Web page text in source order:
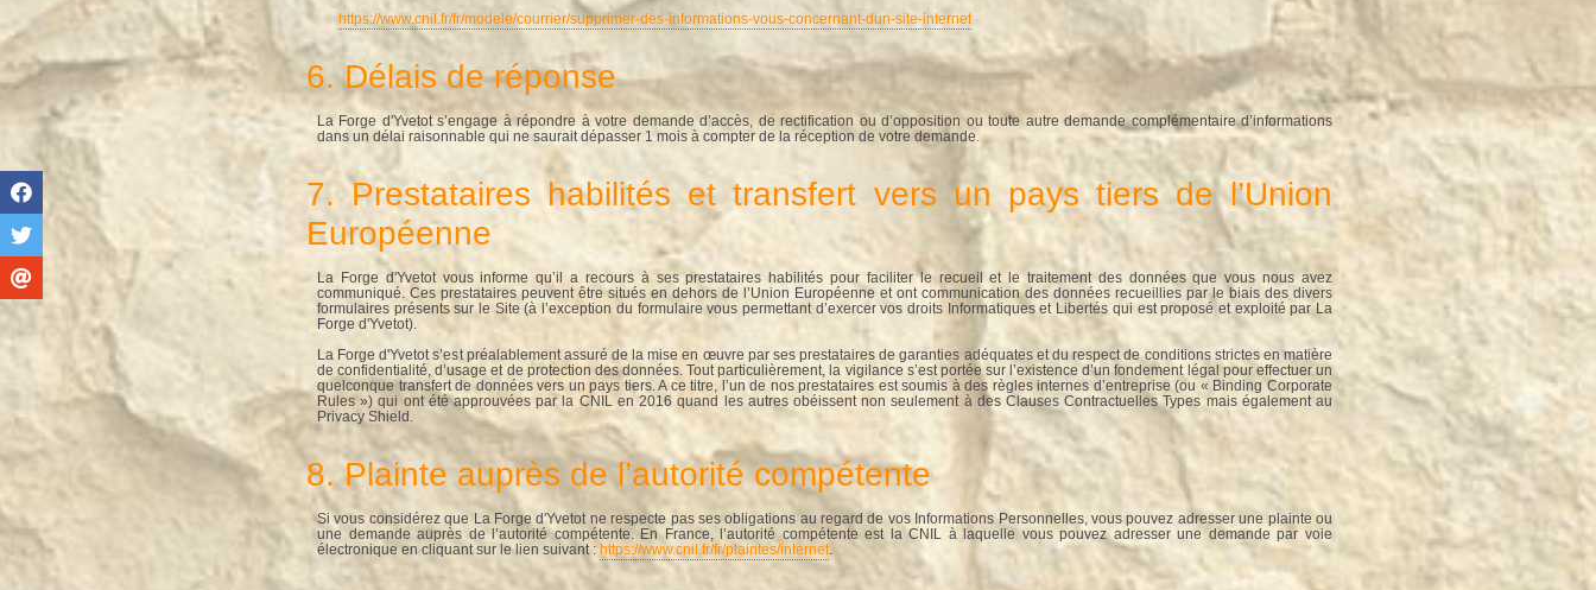
https://www.cnil.fr/fr/modele/courrier/supprimer-des-informations-vous-concernant-dun-site-internet
6. Délais de réponse
La Forge d'Yvetot s’engage à répondre à votre demande d’accès, de rectification ou d’opposition ou toute autre demande complémentaire d’informations
dans un délai raisonnable qui ne saurait dépasser 1 mois à compter de la réception de votre demande.
7. Prestataires habilités et transfert vers un pays tiers de l’Union
Européenne
La Forge d'Yvetot vous informe qu’il a recours à ses prestataires habilités pour faciliter le recueil et le traitement des données que vous nous avez
communiqué. Ces prestataires peuvent être situés en dehors de l’Union Européenne et ont communication des données recueillies par le biais des divers
formulaires présents sur le Site (à l’exception du formulaire vous permettant d’exercer vos droits Informatiques et Libertés qui est proposé et exploité par La
Forge d'Yvetot).
La Forge d'Yvetot s’est préalablement assuré de la mise en œuvre par ses prestataires de garanties adéquates et du respect de conditions strictes en matière
de confidentialité, d’usage et de protection des données. Tout particulièrement, la vigilance s’est portée sur l’existence d’un fondement légal pour effectuer un
quelconque transfert de données vers un pays tiers. A ce titre, l’un de nos prestataires est soumis à des règles internes d’entreprise (ou « Binding Corporate
Rules ») qui ont été approuvées par la CNIL en 2016 quand les autres obéissent non seulement à des Clauses Contractuelles Types mais également au
Privacy Shield.
8. Plainte auprès de l’autorité compétente
Si vous considérez que La Forge d'Yvetot ne respecte pas ses obligations au regard de vos Informations Personnelles, vous pouvez adresser une plainte ou
une demande auprès de l’autorité compétente. En France, l’autorité compétente est la CNIL à laquelle vous pouvez adresser une demande par voie
électronique en cliquant sur le lien suivant : https://www.cnil.fr/fr/plaintes/internet.